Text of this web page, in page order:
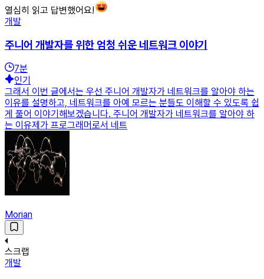
열심히 읽고 답변했어요!
개발
주니어 개발자를 위한 엄청 쉬운 네트워크 이야기
7분
인기
그래서 이번 글에서는 우선 주니어 개발자가 네트워크를 알아야 하는
이유를 설명하고, 네트워크를 아예 모르는 분들도 이해할 수 있도록 쉽
게 풀어 이야기해보겠습니다. 주니어 개발자가 네트워크를 알아야 하
는 이유제가 프로그래머로서 네트
Morian
스크랩
개발